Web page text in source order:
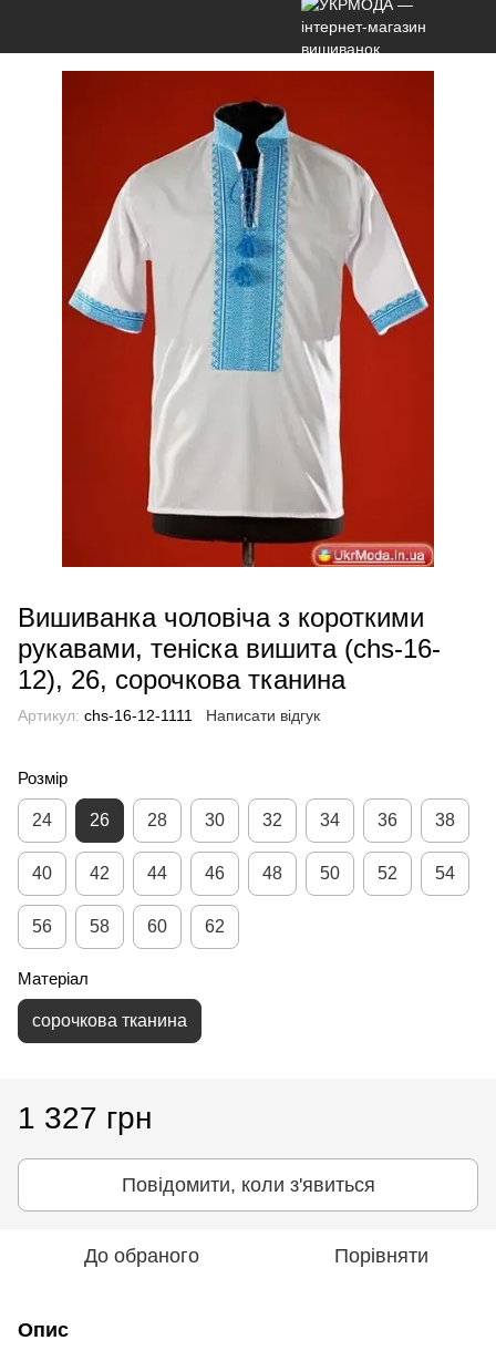
Вишиванка чоловіча з короткими
рукавами, теніска вишита (chs-16-
12), 26, сорочкова тканина
Артикул: chs-16-12-1111 Написати відгук
Розмір
24 26 28 30 32 34 36 38
40 42 44 46 48 50 52 54
56 58 60 62
Матеріал
сорочкова тканина
1 327 грн
Повідомити, коли з'явиться
До обраного Порівняти
Опис